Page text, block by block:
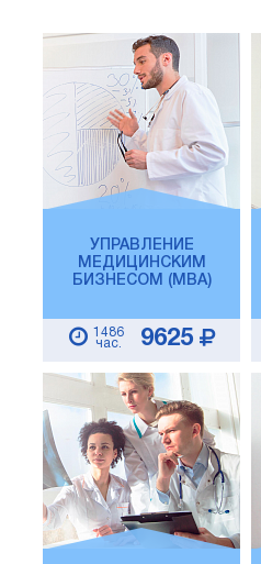
УПРАВЛЕНИЕ
МЕДИЦИНСКИМ
БИЗНЕСОМ (MBA)
1486
час.
9625